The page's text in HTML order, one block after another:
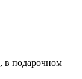
в подарочном